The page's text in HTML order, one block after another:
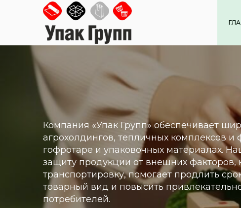
основному
содержанию
Компания «Упак Групп» обеспечивает
агрохолдингов, тепличных комплексов и
гофротаре и упаковочных материалах.
защиту продукции от внешних
транспортировку, помогает продлить
товарный вид и повысить
потребителей.